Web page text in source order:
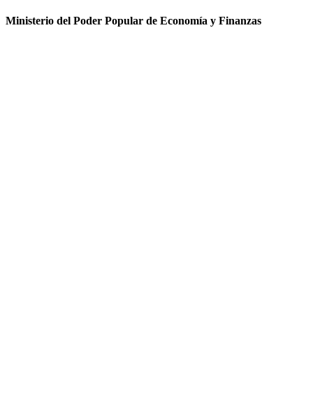
Ministerio del Poder Popular de Economía y Finanzas